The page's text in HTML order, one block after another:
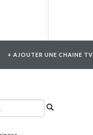
+ AJOUTER UNE CHAINE TV